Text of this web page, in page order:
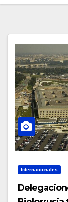
Internacionales